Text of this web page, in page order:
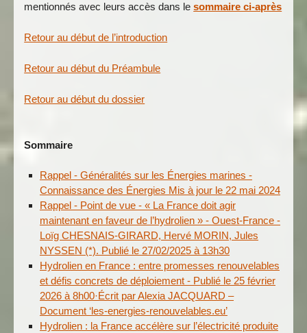
mentionnés avec leurs accès dans lesommaire ci-après
Retour au début de l’introduction
Retour au début du Préambule
Retour au début du dossier
Sommaire
Rappel - Généralités sur les Énergies marines -
Connaissance des Énergies Mis à jour le 22 mai 2024
Rappel - Point de vue - « La France doit agir
maintenant en faveur de l’hydrolien » - Ouest-France -
Loïg CHESNAIS-GIRARD, Hervé MORIN, Jules
NYSSEN (*). Publié le 27/02/2025 à 13h30
Hydrolien en France : entre promesses renouvelables
et défis concrets de déploiement - Publié le 25 février
2026 à 8h00·Écrit par Alexia JACQUARD –
Document ‘les-energies-renouvelables.eu’
Hydrolien : la France accélère sur l’électricité produite